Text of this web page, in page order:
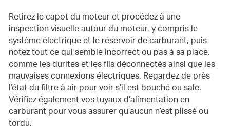
Retirez le capot du moteur et procédez à une
inspection visuelle autour du moteur, y compris le
système électrique et le réservoir de carburant, puis
notez tout ce qui semble incorrect ou pas à sa place,
comme les durites et les fils déconnectés ainsi que les
mauvaises connexions électriques. Regardez de près
l’état du filtre à air pour voir s’il est bouché ou sale.
Vérifiez également vos tuyaux d’alimentation en
carburant pour vous assurer qu’aucun n’est plissé ou
tordu.